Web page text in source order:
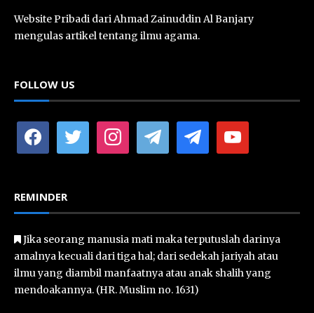
Website Pribadi dari Ahmad Zainuddin Al Banjary
mengulas artikel tentang ilmu agama.
FOLLOW US
facebook twitter instagramtelegram telegram youtube
REMINDER
Jika seorang manusia mati maka terputuslah darinya
amalnya kecuali dari tiga hal; dari sedekah jariyah atau
ilmu yang diambil manfaatnya atau anak shalih yang
mendoakannya. (HR. Muslim no. 1631)